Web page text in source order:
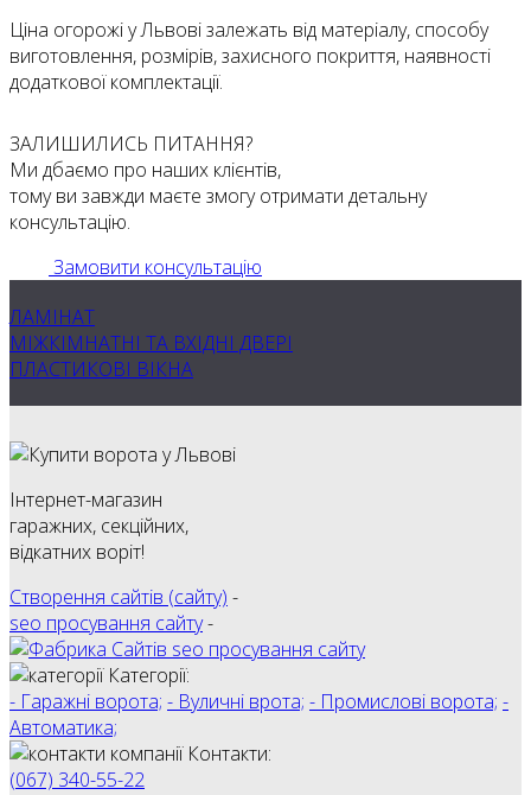
Ціна огорожі у Львові залежать від матеріалу, способу
виготовлення, розмірів, захисного покриття, наявності
додаткової комплектації.
ЗАЛИШИЛИСЬ ПИТАННЯ?
Ми дбаємо про наших клієнтів,
тому ви завжди маєте змогу отримати детальну
консультацію.
Замовити консультацію
ЛАМІНАТ
МІЖКІМНАТНІ ТА ВХІДНІ ДВЕРІ
ПЛАСТИКОВІ ВІКНА
Інтернет-магазин
гаражних, секційних,
відкатних воріт!
Cтворення сайтів (сайту) -
seo просування сайту-
Категорії:
- Гаражні ворота; - Вуличні врота; - Промислові ворота; -
Автоматика;
Контакти:
(067) 340-55-22